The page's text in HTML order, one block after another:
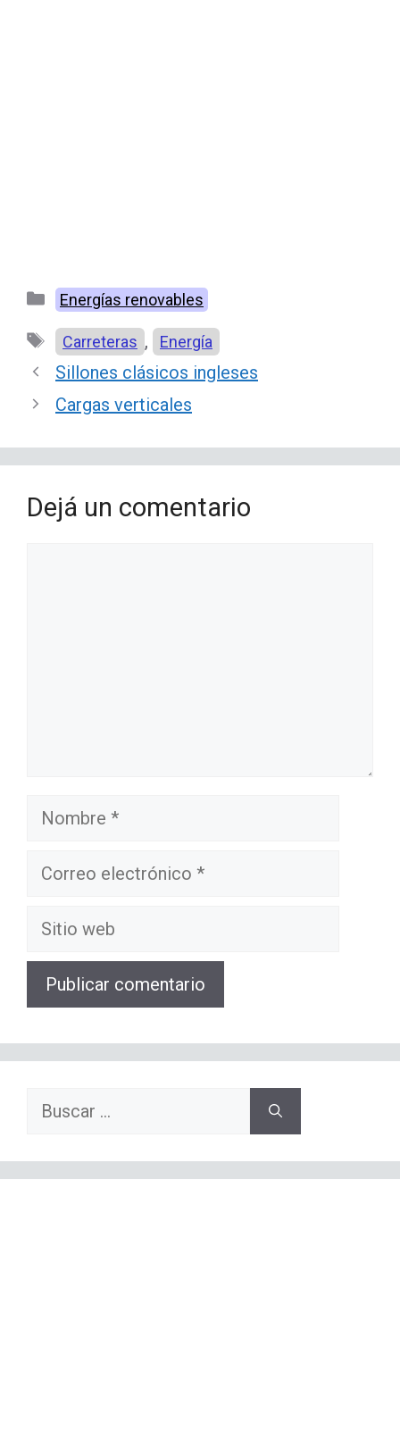
Categorías
Energías renovables
Etiquetas
Carreteras , Energía
Sillones clásicos ingleses
Cargas verticales
Dejá un comentario
Nombre
Correo
Sitio
Buscar: